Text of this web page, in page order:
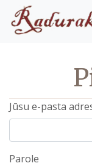
Jūsu e-pasta
Parole